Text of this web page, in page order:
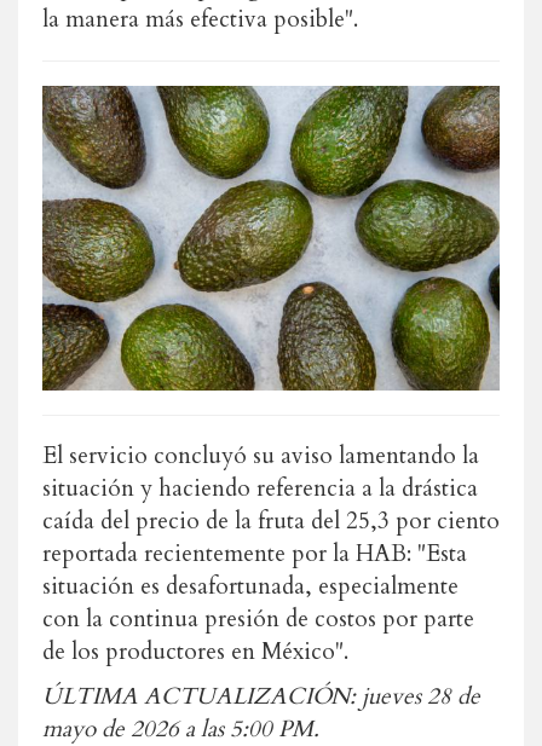
la manera más efectiva posible".
El servicio concluyó su aviso lamentando la
situación y haciendo referencia a la drástica
caída del precio de la fruta del 25,3 por ciento
reportada recientemente por la HAB: "Esta
situación es desafortunada, especialmente
con la continua presión de costos por parte
de los productores en México".
ÚLTIMA ACTUALIZACIÓN: jueves 28 de
mayo de 2026 a las 5:00 PM.